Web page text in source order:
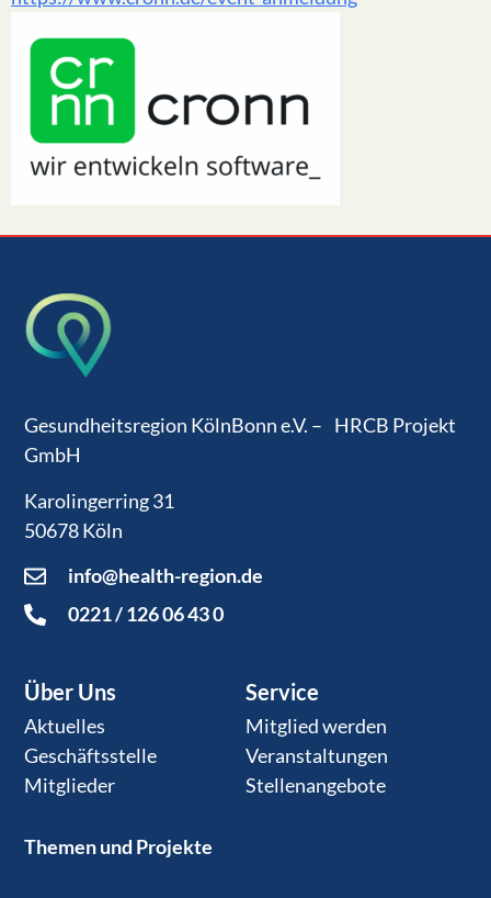
Gesundheitsregion KölnBonn e.V. – HRCB Projekt
GmbH
Karolingerring 31
50678 Köln
info@health-region.de
0221 / 126 06 43 0
Über Uns
Aktuelles
Geschäftsstelle
Mitglieder
Themen und Projekte
Service
Mitglied werden
Veranstaltungen
Stellenangebote